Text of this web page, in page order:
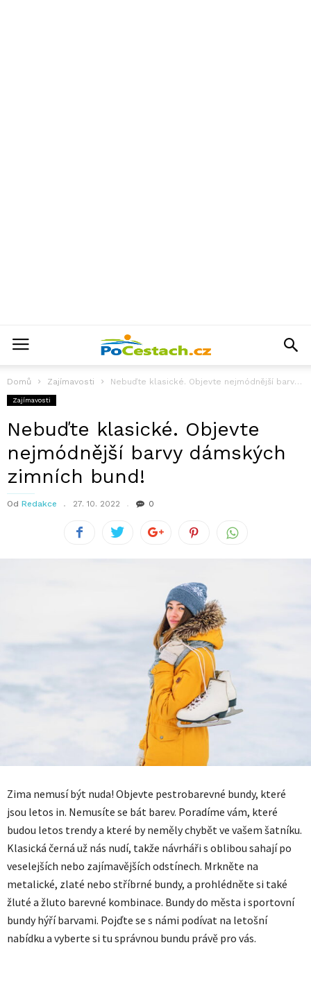
Domů Zajímavosti Nebuďte klasické. Objevte nejmódnější barvy dámských zimních bund!
Zajímavosti
Nebuďte klasické. Objevte
nejmódnější barvy dámských
zimních bund!
Od Redakce 27. 10. 2022 0
Zima nemusí být nuda! Objevte pestrobarevné bundy, které
jsou letos in. Nemusíte se bát barev. Poradíme vám, které
budou letos trendy a které by neměly chybět ve vašem šatníku.
Klasická černá už nás nudí, takže návrháři s oblibou sahají po
veselejších nebo zajímavějších odstínech. Mrkněte na
metalické, zlaté nebo stříbrné bundy, a prohlédněte si také
žluté a žluto barevné kombinace. Bundy do města i sportovní
bundy hýří barvami. Pojďte se s námi podívat na letošní
nabídku a vyberte si tu správnou bundu právě pro vás.